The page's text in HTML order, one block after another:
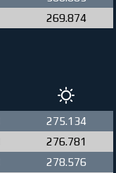
269.874
275.134
276.781
278.576